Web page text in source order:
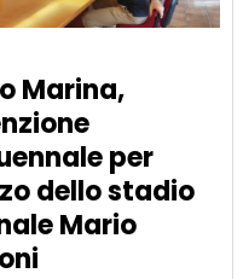
Marina,
per
dello stadio
Mario